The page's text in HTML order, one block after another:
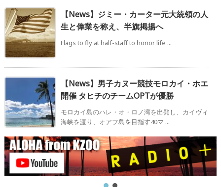
【News】ジミー・カーター元大統領の人
生と偉業を称え、半旗掲揚へ
Flags to fly at half-staff to honor life ...
【News】男子カヌー競技モロカイ・ホエ
開催 タヒチのチームOPTが優勝
モロカイ島のハレ・オ・ロノ湾を出発し、カイヴィ
海峡を渡り、オアフ島を目指す40マ ...